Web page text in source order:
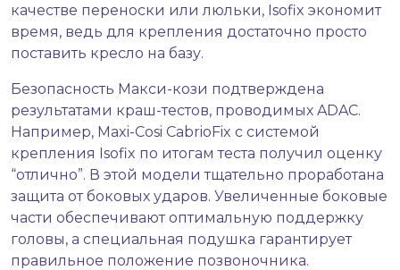
качестве переноски или люльки, Isofix экономит
время, ведь для крепления достаточно просто
поставить кресло на базу.
Безопасность Макси-кози подтверждена
результатами краш-тестов, проводимых ADAC.
Например, Maxi-Cosi CabrioFix с системой
крепления Isofix по итогам теста получил оценку
“отлично”. В этой модели тщательно проработана
защита от боковых ударов. Увеличенные боковые
части обеспечивают оптимальную поддержку
головы, а специальная подушка гарантирует
правильное положение позвоночника.